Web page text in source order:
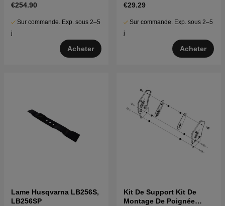
€254.90
Sur commande. Exp. sous 2–5
j
Acheter
€29.29
Sur commande. Exp. sous 2–5
j
Acheter
Lame Husqvarna LB256S,
LB256SP
Kit De Support Kit De
Montage De Poignée